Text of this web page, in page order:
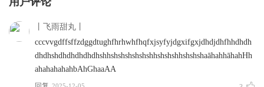
丨飞雨甜丸丨
cccvvgdffsffzdggdtughfhrhwhfhqfxjsyfyjdgxifgxjdhdjdhfhhdhdh
dhdhshdhdhdhdhdhshhshshshshshshhshshshhshshshaāhahhāhahHh
ahahahahahbAhGhaaAA